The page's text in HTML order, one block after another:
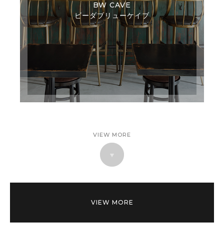
BW CAVE
ビーダブリューケイブ
VIEW MORE
VIEW MORE